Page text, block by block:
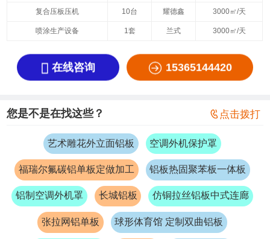
复合压板压机 10台 耀德鑫 3000㎡/天
喷涂生产设备 1套 兰式 3000㎡/天
 在线咨询  15365144420
您是不是在找这些？  点击拨打
艺术雕花外立面铝板 空调外机保护罩
福瑞尔氟碳铝单板定做加工 铝板热固聚苯板一体板
铝制空调外机罩 长城铝板 仿铜拉丝铝板中式连廊
张拉网铝单板 球形体育馆 定制双曲铝板